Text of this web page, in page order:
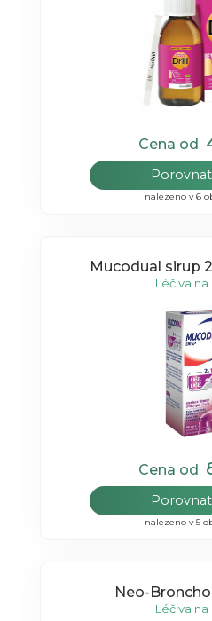
Cena od
nalezeno v 6
Mucodual sirup
Léčiva na
Cena od
nalezeno v 5
Neo-
Léčiva na